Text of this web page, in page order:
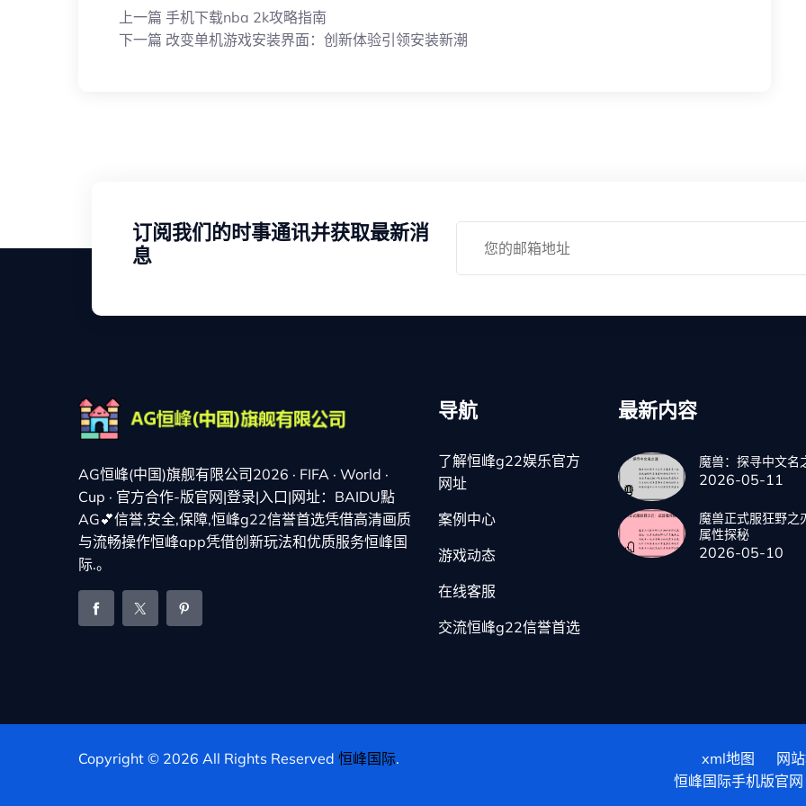
上一篇 手机下载nba 2k攻略指南
下一篇 改变单机游戏安装界面：创新体验引领安装新潮
订阅我们的时事通讯并获取最新消
息
AG恒峰(中国)旗舰有限公司2026 · FIFA · World ·
Cup · 官方合作-版官网|登录|入口|网址：BAIDU點
AG💕信誉,安全,保障,恒峰g22信誉首选凭借高清画质
与流畅操作恒峰app凭借创新玩法和优质服务恒峰国
际.。
导航
了解恒峰g22娱乐官方
网址
案例中心
游戏动态
在线客服
交流恒峰g22信誉首选
最新内容
魔兽：探寻中文名
2026-05-11
魔兽正式服狂野之
属性探秘
2026-05-10
Copyright © 2026 All Rights Reserved 恒峰国际. xml地图
网
恒峰国际手机版官网